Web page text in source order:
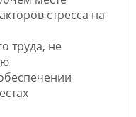
стресса на
труда, не